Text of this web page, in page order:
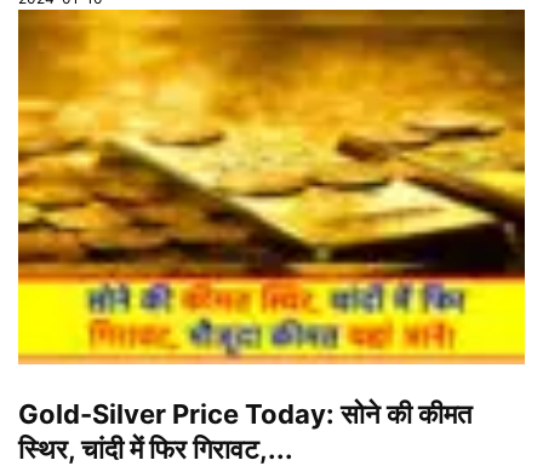
Gold-Silver Price Today: सोने की कीमत
स्थिर, चांदी में फिर गिरावट,...